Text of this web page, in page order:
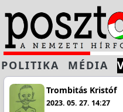
POLITIKA MÉDIA
Trombitás Kristóf
2023. 05. 27. 14:27